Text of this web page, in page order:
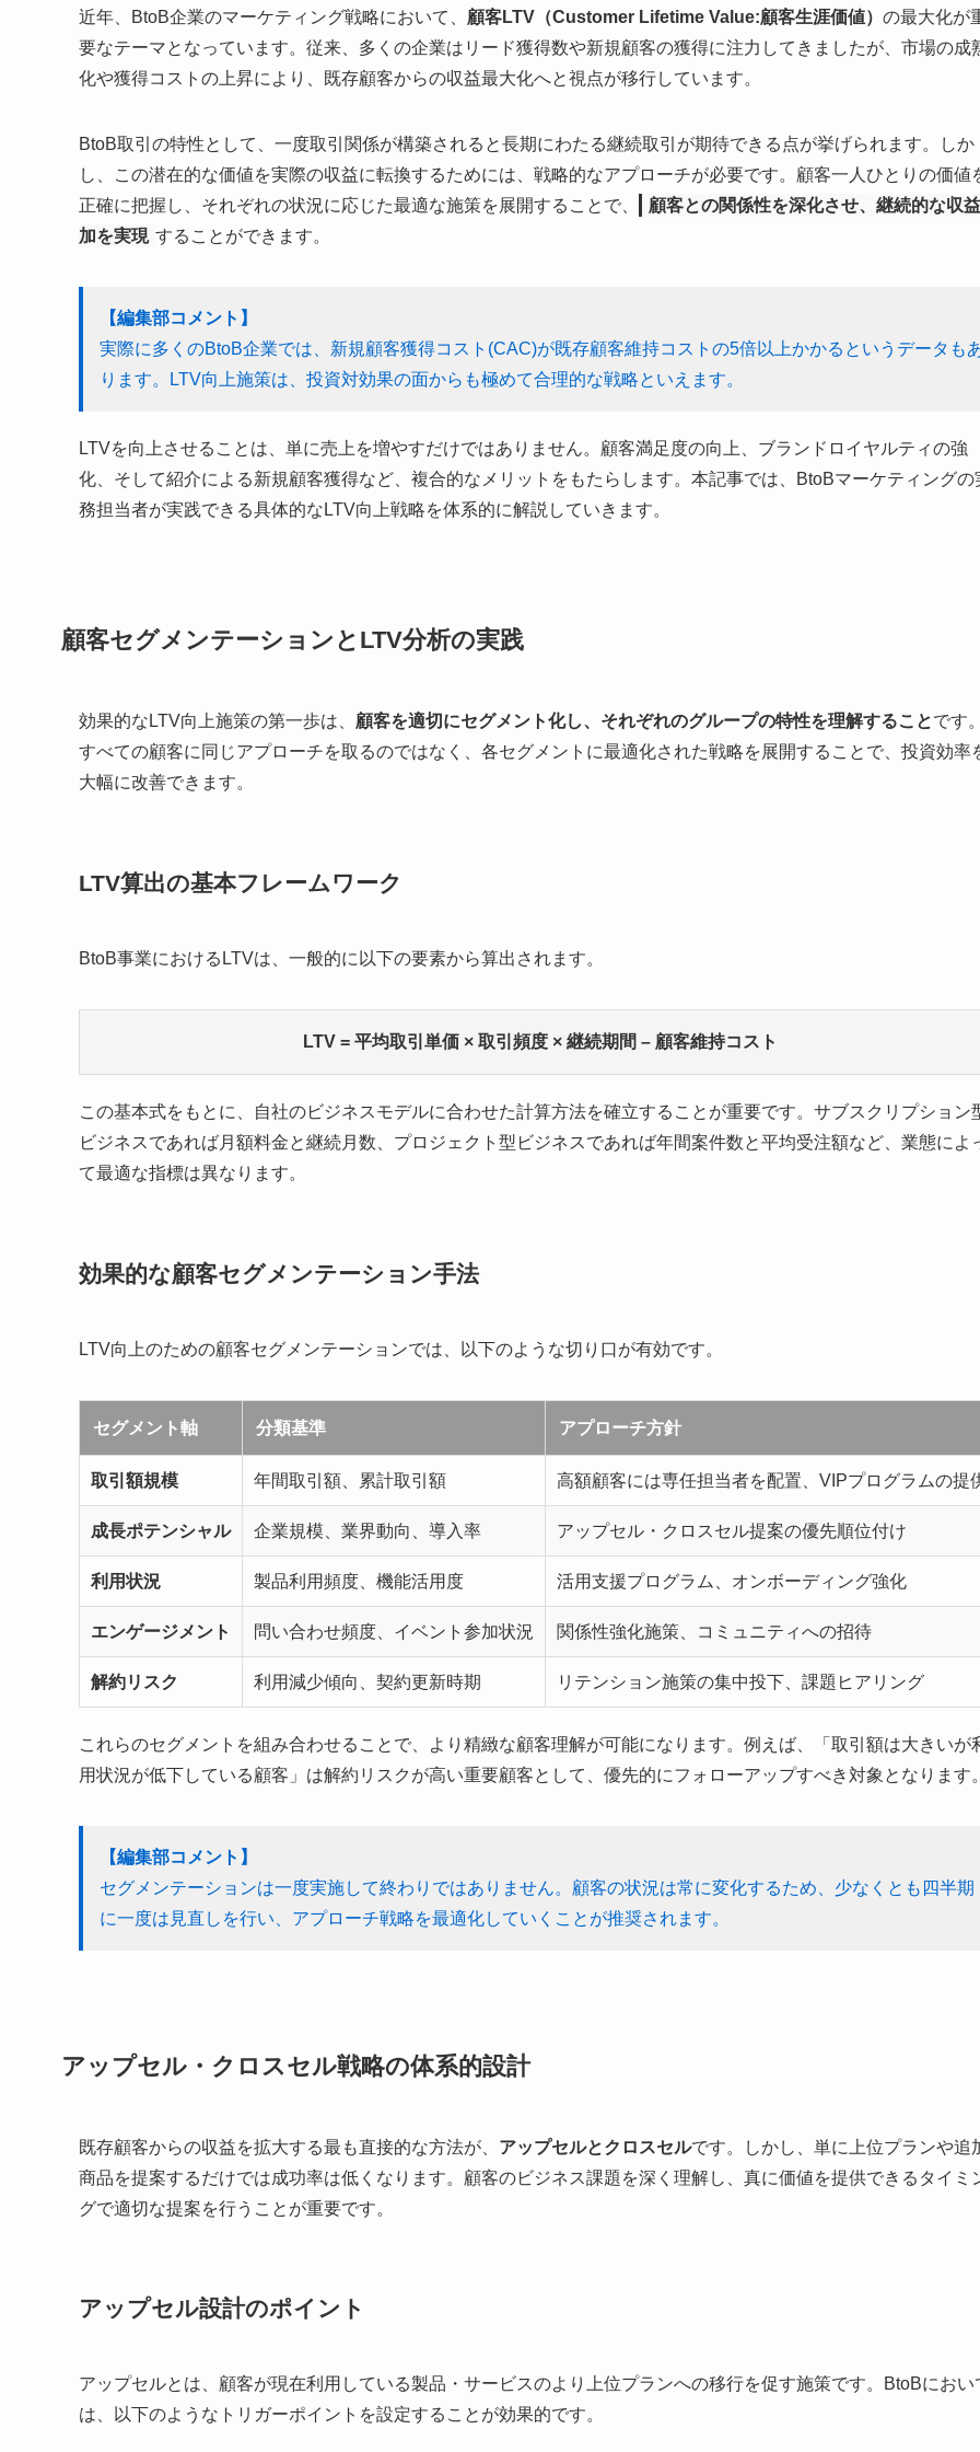
近年、BtoB企業のマーケティング戦略において、 顧客LTV（Customer Lifetime Value:顧客生涯価値） の最大化が
要なテーマとなっています。従来、多くの企業はリード獲得数や新規顧客の獲得に注力してきましたが、市場の成
化や獲得コストの上昇により、既存顧客からの収益最大化へと視点が移行しています。
BtoB取引の特性として、一度取引関係が構築されると長期にわたる継続取引が期待できる点が挙げられます。しか
し、この潜在的な価値を実際の収益に転換するためには、戦略的なアプローチが必要です。顧客一人ひとりの価値
正確に把握し、それぞれの状況に応じた最適な施策を展開することで、
顧客との関係性を深化させ、継続的な収
加を実現 することができます。
【編集部コメント】
実際に多くのBtoB企業では、新規顧客獲得コスト(CAC)が既存顧客維持コストの5倍以上かかるというデータも
ります。LTV向上施策は、投資対効果の面からも極めて合理的な戦略といえます。
LTVを向上させることは、単に売上を増やすだけではありません。顧客満足度の向上、ブランドロイヤルティの強
化、そして紹介による新規顧客獲得など、複合的なメリットをもたらします。本記事では、BtoBマーケティングの
務担当者が実践できる具体的なLTV向上戦略を体系的に解説していきます。
顧客セグメンテーションとLTV分析の実践
効果的なLTV向上施策の第一歩は、 顧客を適切にセグメント化し、それぞれのグループの特性を理解することです
すべての顧客に同じアプローチを取るのではなく、各セグメントに最適化された戦略を展開することで、投資効率
大幅に改善できます。
LTV算出の基本フレームワーク
BtoB事業におけるLTVは、一般的に以下の要素から算出されます。
LTV = 平均取引単価 × 取引頻度 × 継続期間 – 顧客維持コスト
この基本式をもとに、自社のビジネスモデルに合わせた計算方法を確立することが重要です。サブスクリプション
ビジネスであれば月額料金と継続月数、プロジェクト型ビジネスであれば年間案件数と平均受注額など、業態によ
て最適な指標は異なります。
効果的な顧客セグメンテーション手法
LTV向上のための顧客セグメンテーションでは、以下のような切り口が有効です。
セグメント軸 分類基準 アプローチ方針
取引額規模 年間取引額、累計取引額 高額顧客には専任担当者を配置、VIPプログラムの提
成長ポテンシャル 企業規模、業界動向、導入率 アップセル・クロスセル提案の優先順位付け
利用状況 製品利用頻度、機能活用度 活用支援プログラム、オンボーディング強化
エンゲージメント 問い合わせ頻度、イベント参加状況 関係性強化施策、コミュニティへの招待
解約リスク 利用減少傾向、契約更新時期 リテンション施策の集中投下、課題ヒアリング
これらのセグメントを組み合わせることで、より精緻な顧客理解が可能になります。例えば、「取引額は大きいが
用状況が低下している顧客」は解約リスクが高い重要顧客として、優先的にフォローアップすべき対象となります
【編集部コメント】
セグメンテーションは一度実施して終わりではありません。顧客の状況は常に変化するため、少なくとも四半期
に一度は見直しを行い、アプローチ戦略を最適化していくことが推奨されます。
アップセル・クロスセル戦略の体系的設計
既存顧客からの収益を拡大する最も直接的な方法が、 アップセルとクロスセルです。しかし、単に上位プランや追
商品を提案するだけでは成功率は低くなります。顧客のビジネス課題を深く理解し、真に価値を提供できるタイミ
グで適切な提案を行うことが重要です。
アップセル設計のポイント
アップセルとは、顧客が現在利用している製品・サービスのより上位プランへの移行を促す施策です。BtoBにおい
は、以下のようなトリガーポイントを設定することが効果的です。